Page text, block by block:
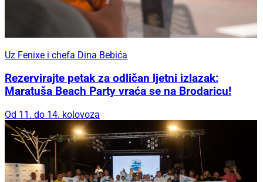
Uz Fenixe i chefa Dina Bebića
Rezervirajte petak za odličan ljetni izlazak:
Maratuša Beach Party vraća se na Brodaricu!
Od 11. do 14. kolovoza